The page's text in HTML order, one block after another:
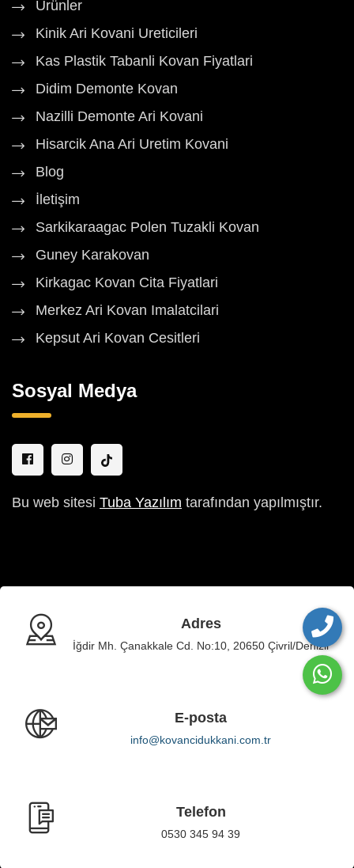
Ürünler
Kinik Ari Kovani Ureticileri
Kas Plastik Tabanli Kovan Fiyatlari
Didim Demonte Kovan
Nazilli Demonte Ari Kovani
Hisarcik Ana Ari Uretim Kovani
Blog
İletişim
Sarkikaraagac Polen Tuzakli Kovan
Guney Karakovan
Kirkagac Kovan Cita Fiyatlari
Merkez Ari Kovan Imalatcilari
Kepsut Ari Kovan Cesitleri
Sosyal Medya
Bu web sitesi Tuba Yazılım tarafından yapılmıştır.
Adres
İğdir Mh. Çanakkale Cd. No:10, 20650 Çivril/Denizli
E-posta
info@kovancidukkani.com.tr
Telefon
0530 345 94 39